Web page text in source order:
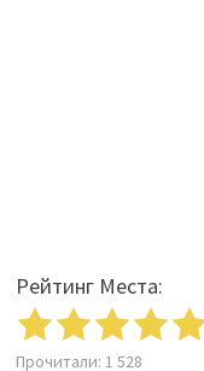
Рейтинг Места:
Прочитали: 1 528